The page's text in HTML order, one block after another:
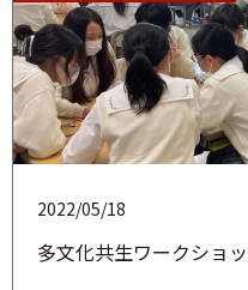
多文化共生ワークショ
2022/05/18